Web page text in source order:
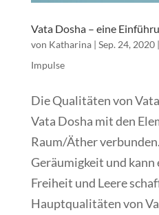
Vata Dosha – eine
von Katharina| Sep. 24, 2020|
Impulse
Die Qualitäten von
Vata Dosha mit den
Raum/Äther
Geräumigkeit und kann
Freiheit und Leere
Hauptqualitäten von